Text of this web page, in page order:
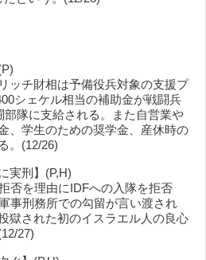
ッチ財相は予備役兵対象の支援プ
シェケル相当の補助金が戦闘兵
部隊に支給される。また自営業や
、学生のための奨学金、産休時の
。(12/26)
実刑】(P,H)
否を理由にIDFへの入隊を拒否
事刑務所での勾留が言い渡され
獄された初のイスラエル人の良心
27)